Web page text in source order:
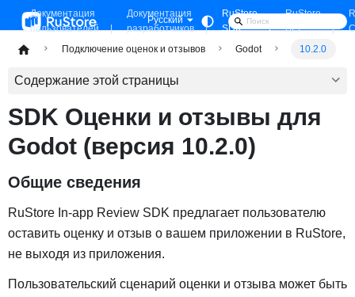
Документация
пользователей
Документация
разработчиков
RuStore
SDK
RuStore
API
Русский
Подключение оценок и отзывов Godot 10.2.0
Содержание этой страницы
SDK Оценки и отзывы для
Godot (версия 10.2.0)
Общие сведения
RuStore In-app Review SDK предлагает пользователю
оставить оценку и отзыв о вашем приложении в RuStore,
не выходя из приложения.
Пользовательский сценарий оценки и отзыва может быть